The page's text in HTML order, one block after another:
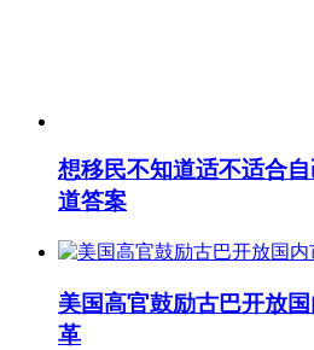
想移民不知道适不适合
道答案
美国高官鼓励古巴开放
革